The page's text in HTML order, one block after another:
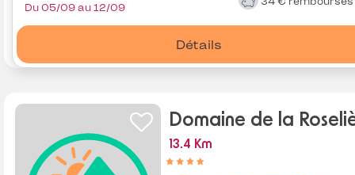
Détails
Du 05/09 au 12/09
Domaine de la
13.4 Km